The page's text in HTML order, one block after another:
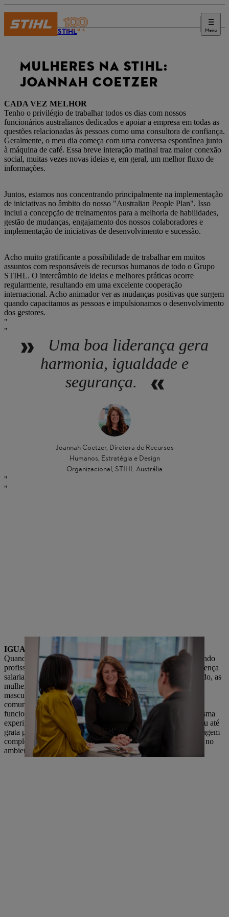
Menu
Revista STIHL
MULHERES NA STIHL:
JOANNAH COETZER
CADA VEZ MELHOR
Tenho o privilégio de trabalhar todos os dias com nossos
funcionários australianos dedicados e apoiar a empresa em todas as
questões relacionadas às pessoas como uma consultora de confiança.
Geralmente, o meu dia começa com uma conversa espontânea junto
à máquina de café. Essa breve interação matinal traz maior conexão
social, muitas vezes novas ideias e, em geral, um melhor fluxo de
informações.
Juntos, estamos nos concentrando principalmente na implementação
de iniciativas no âmbito do nosso "Australian People Plan". Isso
inclui a concepção de treinamentos para a melhoria de habilidades,
gestão de mudanças, engajamento dos nossos colaboradores e
implementação de iniciativas de desenvolvimento e sucessão.
Acho muito gratificante a possibilidade de trabalhar em muitos
assuntos com responsáveis de recursos humanos de todo o Grupo
STIHL. O intercâmbio de ideias e melhores práticas ocorre
regularmente, resultando em uma excelente cooperação
internacional. Acho animador ver as mudanças positivas que surgem
quando capacitamos as pessoas e impulsionamos o desenvolvimento
dos gestores.
Uma boa liderança gera
harmonia, igualdade e
segurança.
Joannah Coetzer, Diretora de Recursos
Humanos, Estratégia e Design
Organizacional, STIHL Austrália
IGUALDADE COMO PRIORIDADE
Quando penso nos desafios que as mulheres enfrentam no mundo
profissional, duas coisas me vêm à mente: por um lado, a diferença
salarial ligada ao gênero. Em muitas empresas em todo o mundo, as
mulheres ainda recebem menos do que seus colegas do sexo
masculino em cargos equivalentes. Por outro lado, temos a
comunicação inapropriada, como comentários para com as
funcionárias que podem ser considerados humilhantes. Eu mesma
experimentei ambas as situações e, olhando em retrospecto, sou até
grata por isso. Essas experiências me levaram a ter uma abordagem
completamente diferente para lidar com esses assuntos críticos no
ambiente de trabalho.